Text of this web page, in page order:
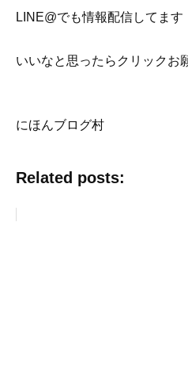
LINE@でも情報配信してます
いいなと思ったらクリックお
にほんブログ村
Related posts: